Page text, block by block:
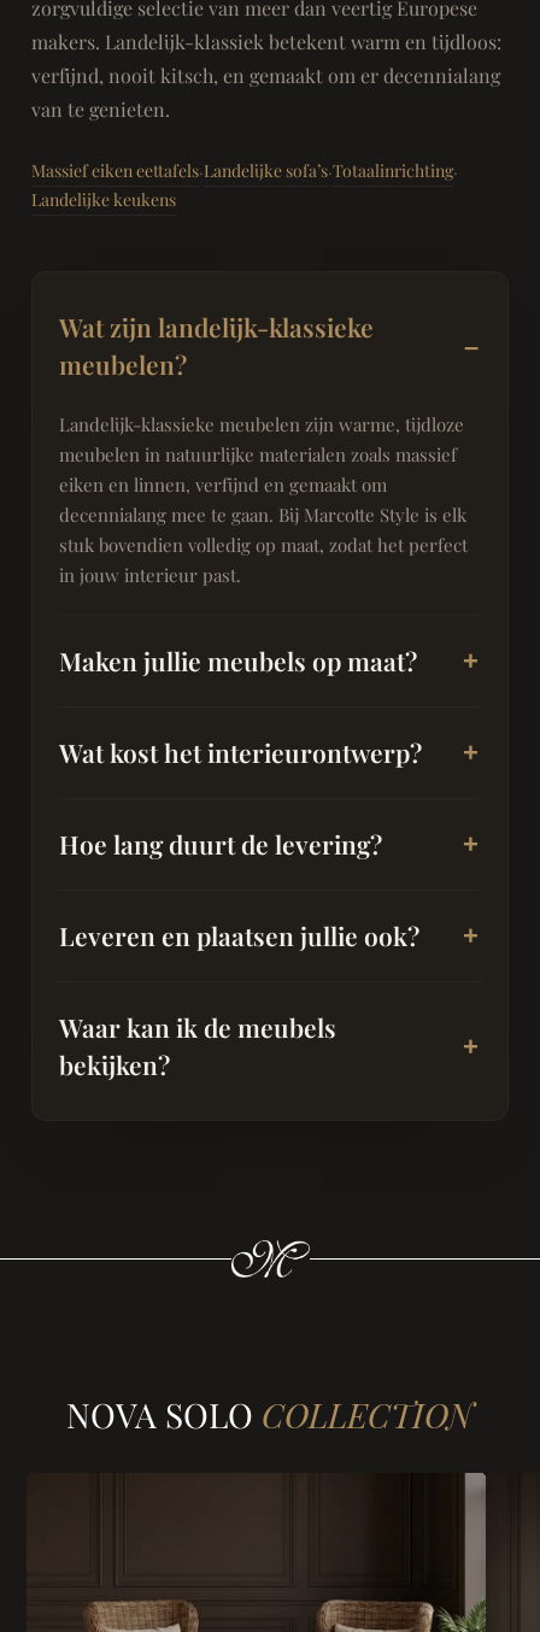
zorgvuldige selectie van meer dan veertig Europese
makers. Landelijk-klassiek betekent warm en tijdloos:
verfijnd, nooit kitsch, en gemaakt om er decennialang
van te genieten.
Massief eiken eettafels·Landelijke sofa’s·Totaalinrichting·
Landelijke keukens
Wat zijn landelijk-klassieke
meubelen?
Landelijk-klassieke meubelen zijn warme, tijdloze
meubelen in natuurlijke materialen zoals massief
eiken en linnen, verfijnd en gemaakt om
decennialang mee te gaan. Bij Marcotte Style is elk
stuk bovendien volledig op maat, zodat het perfect
in jouw interieur past.
Maken jullie meubels op maat?
Wat kost het interieurontwerp?
Hoe lang duurt de levering?
Leveren en plaatsen jullie ook?
Waar kan ik de meubels
bekijken?
NOVA SOLO COLLECTION